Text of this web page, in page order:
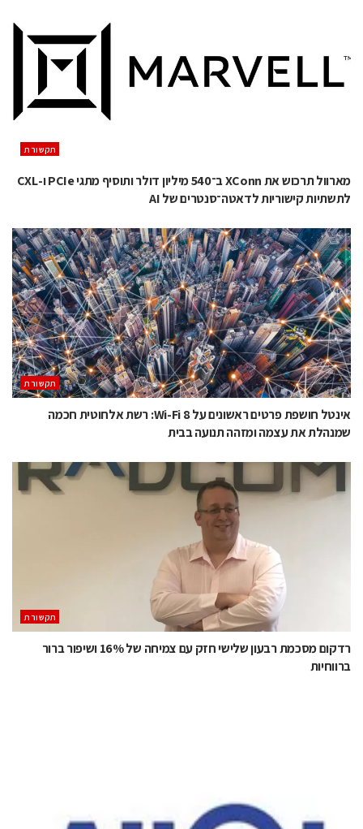
תקשורת
מארוול תרכוש את XConn ב־540 מיליון דולר ותוסיף מתגי PCIe ו-CXL
לתשתיות קישוריות לדאטה־סנטרים של AI
תקשורת
אינטל חושפת פרטים ראשונים על Wi-Fi 8: רשת אלחוטית חכמה
שמנהלת את עצמה ומזהה תנועה בבית
תקשורת
רדקום מסכמת רבעון שלישי חזק עם צמיחה של 16% ושיפור ברור
ברווחיות